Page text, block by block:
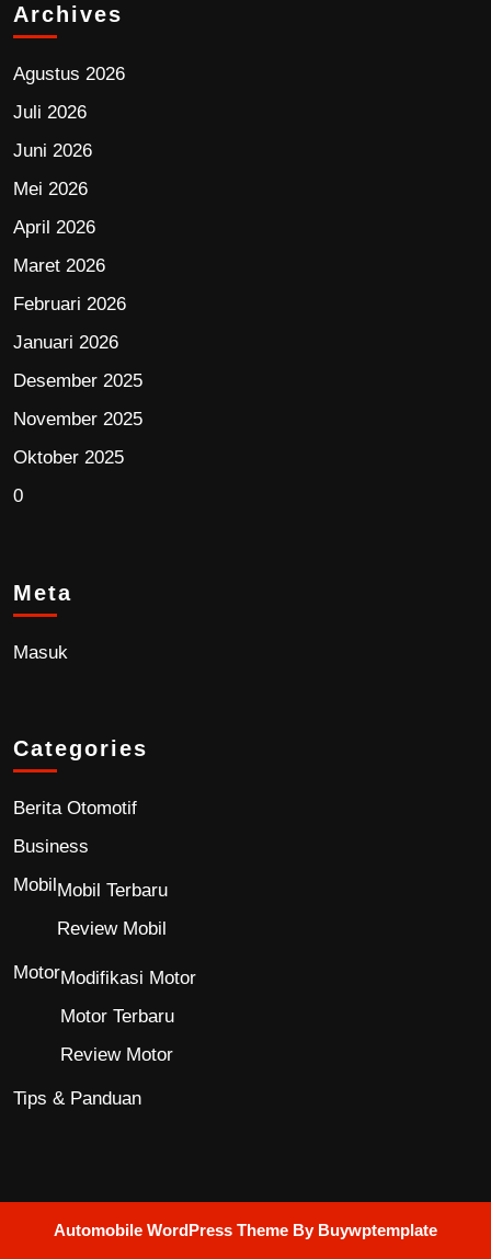
Archives
Agustus 2026
Juli 2026
Juni 2026
Mei 2026
April 2026
Maret 2026
Februari 2026
Januari 2026
Desember 2025
November 2025
Oktober 2025
0
Meta
Masuk
Categories
Berita Otomotif
Business
Mobil Mobil Terbaru
Review Mobil
MotorModifikasi Motor
Motor Terbaru
Review Motor
Tips & Panduan
Automobile WordPress Theme By Buywptemplate